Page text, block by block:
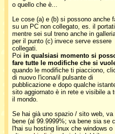
o quello che è...
Le cose (a) e (b) si possono anche
su un PC non collegato, es. il
mentre sei sul treno anche in
per il punto (c) invece serve essere
collegati.
Poi in qualsiasi momento si
fare tutte le modifiche che si
quando le modifiche ti piacciono,
di nuovo l'icona/il pulsante di
pubblicazione e dopo qualche
sito aggiornato è in rete e visibile a
il mondo.
Se hai già uno spazio / sito web, va
bene (al 99.9999%; va bene sia se
l'hai su hosting linux che windows o